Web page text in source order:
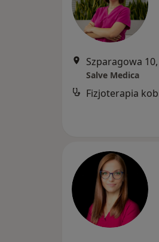
Szparagowa
Salve Medica